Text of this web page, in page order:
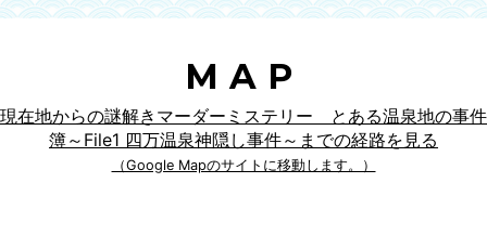
MAP
現在地からの謎解きマーダーミステリー とある温泉地の事件
簿～File1 四万温泉神隠し事件～までの経路を見る
（Google Mapのサイトに移動します。）